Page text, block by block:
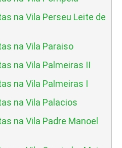
na Vila Perseu Leite de
na Vila Paraiso
na Vila Palmeiras II
na Vila Palmeiras I
na Vila Palacios
na Vila Padre Manoel